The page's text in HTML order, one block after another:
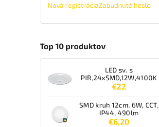
Nová registráciaZabudnuté heslo
Top 10 produktov
LED sv. s
PIR,24xSMD,12W,4100K
€22
SMD kruh 12cm, 6W, CCT,
IP44, 490lm
€6,20